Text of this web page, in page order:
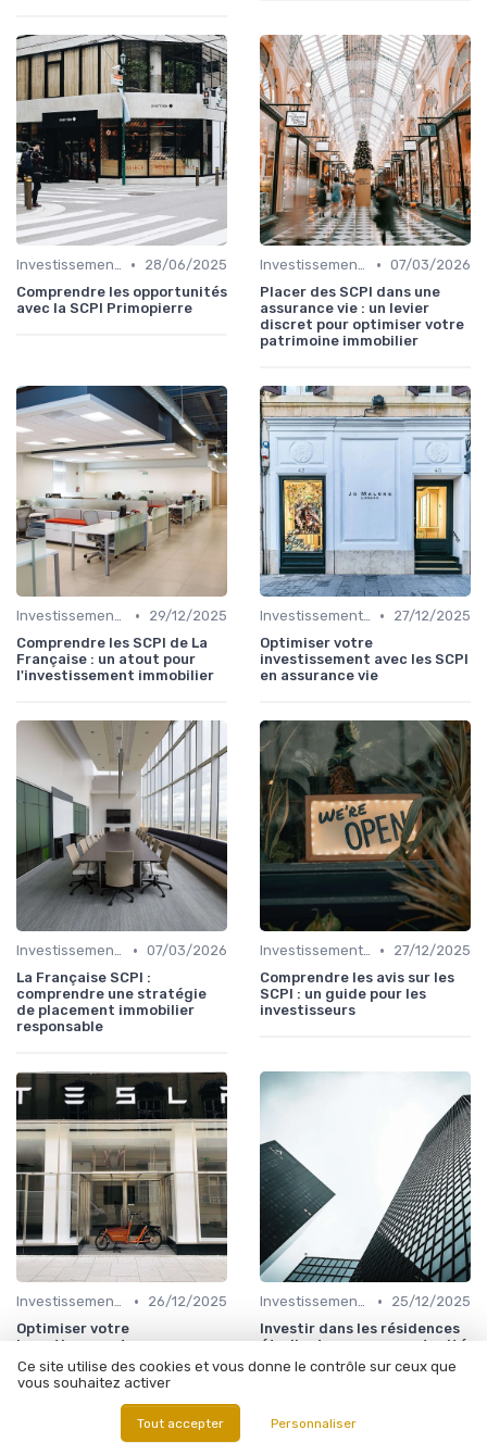
Investissements Immobiliers Stratégiques •
28/06/2025
Comprendre les opportunités
avec la SCPI Primopierre
Investissements Immobiliers Stratégiques • 07/03/2026
Placer des SCPI dans une
assurance vie : un levier
discret pour optimiser votre
patrimoine immobilier
Investissements Immobiliers Stratégiques •
29/12/2025
Comprendre les SCPI de La
Française : un atout pour
l'investissement immobilier
Investissements Immobiliers Stratégiques •
27/12/2025
Optimiser votre
investissement avec les SCPI
en assurance vie
Investissements Immobiliers Stratégiques • 07/03/2026
La Française SCPI :
comprendre une stratégie
de placement immobilier
responsable
Investissements Immobiliers Stratégiques •
27/12/2025
Comprendre les avis sur les
SCPI : un guide pour les
investisseurs
Investissements Immobiliers Stratégiques •
26/12/2025
Optimiser votre
investissement avec
l'assurance vie et les SCPI
Investissements Immobiliers Stratégiques •
25/12/2025
Investir dans les résidences
étudiantes : une opportunité
à saisir
Ce site utilise des cookies et vous donne le contrôle sur ceux que
vous souhaitez activer
Tout accepter Personnaliser